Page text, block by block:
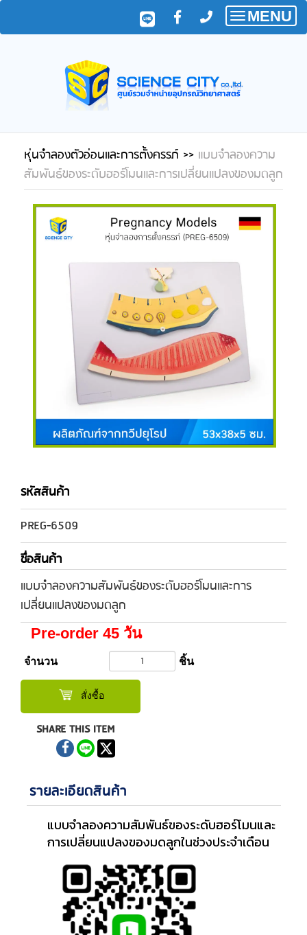
Toggle
MENU
หุ่นจำลองตัวอ่อนและการตั้งครรภ์ >> แบบจำลองความ
สัมพันธ์ของระดับฮอร์โมนและการเปลี่ยนแปลงของมดลูก
รหัสสินค้า
PREG-6509
ชื่อสินค้า
แบบจำลองความสัมพันธ์ของระดับฮอร์โมนและการ
เปลี่ยนแปลงของมดลูก
Pre-order 45 วัน
จำนวน ชิ้น
สั่งซื้อ
SHARE THIS ITEM
รายละเอียดสินค้า
แบบจำลองความสัมพันธ์ของระดับฮอร์โมนและ
การเปลี่ยนแปลงของมดลูกในช่วงประจำเดือน